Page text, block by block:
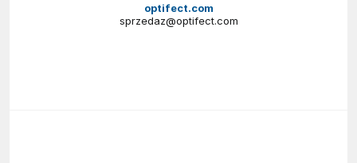
optifect.com
sprzedaz@optifect.com